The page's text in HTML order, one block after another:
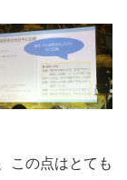
この点はとても